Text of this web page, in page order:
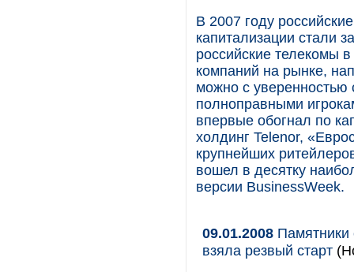
В 2007 году
капитализации стали
российские телекомы
компаний на рынке,
можно с уверенностью
полноправными
впервые обогнал по
холдинг Telenor,
крупнейших
вошел в десятку
версии BusinessWeek.
09.01.2008 Памятники
взяла резвый старт